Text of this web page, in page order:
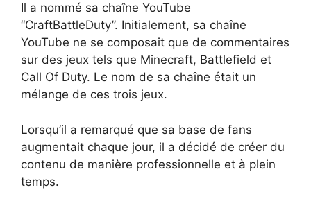
Il a nommé sa chaîne YouTube
“CraftBattleDuty”. Initialement, sa chaîne
YouTube ne se composait que de commentaires
sur des jeux tels que Minecraft, Battlefield et
Call Of Duty. Le nom de sa chaîne était un
mélange de ces trois jeux.
Lorsqu’il a remarqué que sa base de fans
augmentait chaque jour, il a décidé de créer du
contenu de manière professionnelle et à plein
temps.